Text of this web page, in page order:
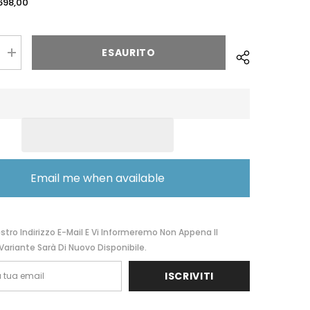
Aumentare
la
/
06142701
ESAURITO
Email me when available
Indirizzo E-Mail E Vi Informeremo Non Appena Il
Sarà Di Nuovo Disponibile.
ISCRIVITI